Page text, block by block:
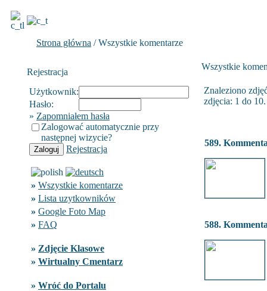
Strona główna / Wszystkie komentarze
Rejestracja
Użytkownik:
Hasło:
» Zapomniałem hasła
Zalogować automatycznie przy
następnej wizycie?
Rejestracja
» Wszystkie komentarze
» Lista uzytkowników
» Google Foto Map
» FAQ
» Zdjęcie Klasowe
» Wirtualny Cmentarz
» Wróć do Portalu
Wszystkie
Znaleziono
zdjęcia: 1 do 10.
589.
588.